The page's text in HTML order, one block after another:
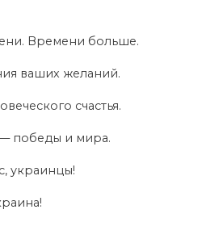
Времени больше.
ваших желаний.
счастья.
победы и мира.
украинцы!